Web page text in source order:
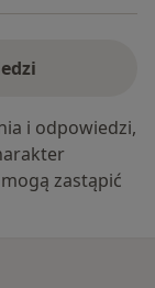
i odpowiedzi,
zastąpić